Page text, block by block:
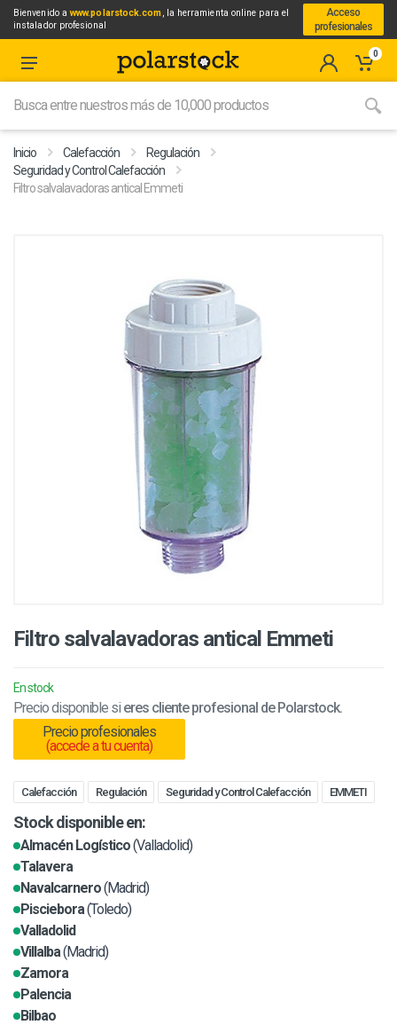
Bienvenido awww.polarstock.com, la herramienta online para el
instalador profesional
Acceso
profesionales
0
Inicio Calefacción
Regulación
Seguridad y Control Calefacción
Filtro salvalavadoras antical Emmeti
Filtro salvalavadoras antical Emmeti
En stock
Precio disponible si eres cliente profesional de Polarstock.
Precio profesionales
(accede a tu cuenta)
Calefacción Regulación Seguridad y Control Calefacción EMMETI
Stock disponible en:
Almacén Logístico(Valladolid)
Talavera
Navalcarnero(Madrid)
Pisciebora(Toledo)
Valladolid
Villalba(Madrid)
Zamora
Palencia
Bilbao